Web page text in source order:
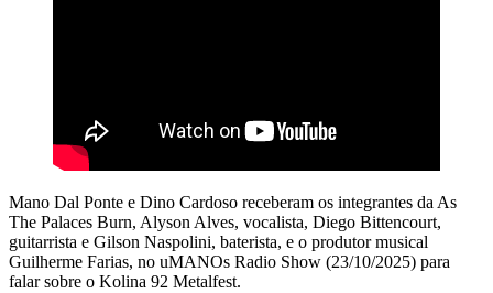
Mano Dal Ponte e Dino Cardoso receberam os integrantes da As
The Palaces Burn, Alyson Alves, vocalista, Diego Bittencourt,
guitarrista e Gilson Naspolini, baterista, e o produtor musical
Guilherme Farias, no uMANOs Radio Show (23/10/2025) para
falar sobre o Kolina 92 Metalfest.